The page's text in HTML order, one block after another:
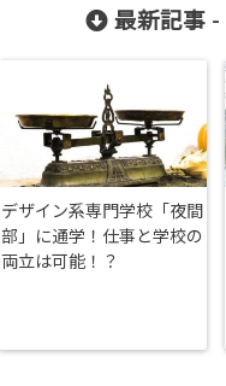
最新記事 -
デザイン系専門学校「夜間
部」に通学！仕事と学校の
両立は可能！？